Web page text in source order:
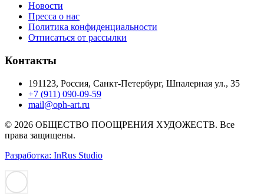
Новости
Пресса о нас
Политика конфиденциальности
Отписаться от рассылки
Контакты
191123, Россия, Санкт-Петербург, Шпалерная ул., 35
+7 (911) 090-09-59
mail@oph-art.ru
© 2026 ОБЩЕСТВО ПООЩРЕНИЯ ХУДОЖЕСТВ. Все
права защищены.
Разработка: InRus Studio